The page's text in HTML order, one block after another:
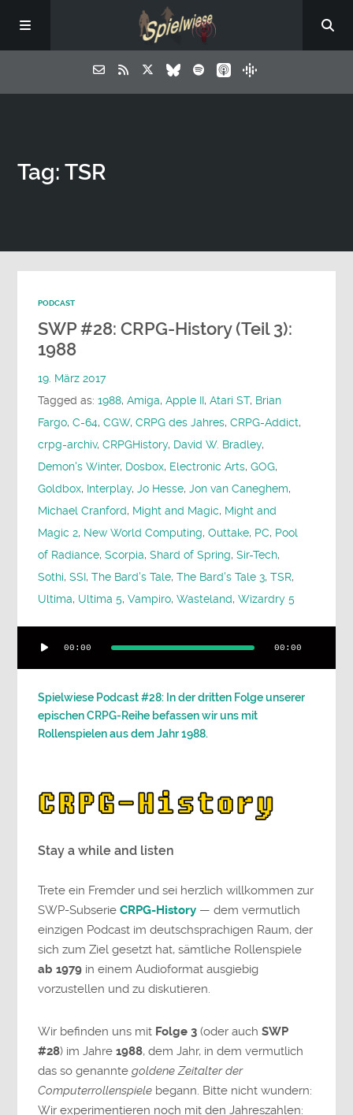
Tag: TSR
PODCAST
SWP #28: CRPG-History (Teil 3):
1988
19. März 2017
Tagged as:1988,Amiga,Apple II,Atari ST, Brian
Fargo,C-64,CGW,CRPG des Jahres,CRPG-Addict,
crpg-archiv,CRPGHistory, David W. Bradley,
Demon's Winter, Dosbox, Electronic Arts,GOG,
Goldbox, Interplay,Jo Hesse,Jon van Caneghem,
Michael Cranford, Might and Magic, Might and
Magic 2, New World Computing,Outtake, PC, Pool
of Radiance,Scorpia,Shard of Spring,Sir-Tech,
Sothi,SSI,The Bard's Tale,The Bard's Tale 3,TSR,
Ultima, Ultima 5,Vampiro,Wasteland,Wizardry 5
Player
00:00 00:00
Spielwiese Podcast #28: In der dritten Folge unserer
epischen CRPG-Reihe befassen wir uns mit
Rollenspielen aus dem Jahr 1988.
Stay a while and listen
Trete ein Fremder und sei herzlich willkommen zur
SWP-SubserieCRPG-History — dem vermutlich
einzigen Podcast im deutschsprachigen Raum, der
sich zum Ziel gesetzt hat, sämtliche Rollenspiele
ab 1979 in einem Audioformat ausgiebig
vorzustellen und zu diskutieren.
Wir befinden uns mit Folge 3 (oder auchSWP
#28) im Jahre1988, dem Jahr, in dem vermutlich
das so genanntegoldene Zeitalter der
Computerrollenspiele begann. Bitte nicht wundern:
Wir experimentieren noch mit den Jahreszahlen: